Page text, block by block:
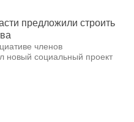
предложили строить
членов
новый социальный проект